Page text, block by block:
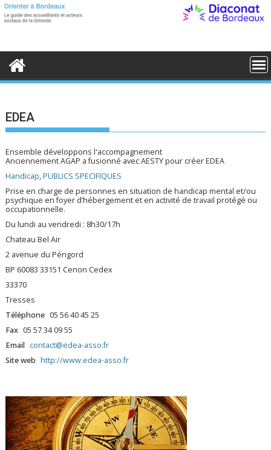
S
t
o
EDEA
Ensemble développons l'accompagnement
Anciennement AGAP a fusionné avec AESTY pour créer EDEA
Handicap,PUBLICS SPECIFIQUES
Prise en charge de personnes en situation de handicap mental et/ou
psychique en foyer d’hébergement et en activité de travail protégé ou
occupationnelle.
Du lundi au vendredi : 8h30/17h
Chateau Bel Air
2 avenue du Périgord
BP 60083 33151 Cenon Cedex
33370
Tresses
Téléphone 05 56 40 45 25
Fax 05 57 34 09 55
Email contact@edea-asso.fr
Site web http://www.edea-asso.fr